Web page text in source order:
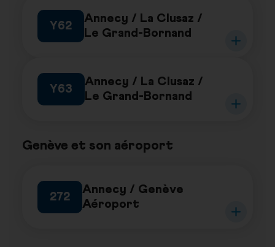
Y62
Annecy / La Clusaz /
Le Grand-Bornand
Y63
Annecy / La Clusaz /
Le Grand-Bornand
Genève et son aéroport
272
Annecy / Genève
Aéroport